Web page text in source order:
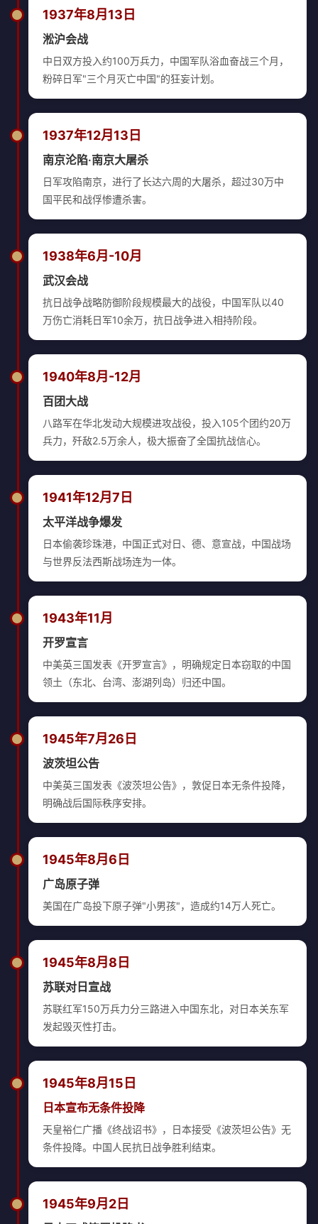
1937年8月13日
淞沪会战
中日双方投入约100万兵力，中国军队浴血奋战三个月，
粉碎日军"三个月灭亡中国"的狂妄计划。
1937年12月13日
南京沦陷·南京大屠杀
日军攻陷南京，进行了长达六周的大屠杀，超过30万中
国平民和战俘惨遭杀害。
1938年6月-10月
武汉会战
抗日战争战略防御阶段规模最大的战役，中国军队以40
万伤亡消耗日军10余万，抗日战争进入相持阶段。
1940年8月-12月
百团大战
八路军在华北发动大规模进攻战役，投入105个团约20万
兵力，歼敌2.5万余人，极大振奋了全国抗战信心。
1941年12月7日
太平洋战争爆发
日本偷袭珍珠港，中国正式对日、德、意宣战，中国战场
与世界反法西斯战场连为一体。
1943年11月
开罗宣言
中美英三国发表《开罗宣言》，明确规定日本窃取的中国
领土（东北、台湾、澎湖列岛）归还中国。
1945年7月26日
波茨坦公告
中美英三国发表《波茨坦公告》，敦促日本无条件投降，
明确战后国际秩序安排。
1945年8月6日
广岛原子弹
美国在广岛投下原子弹"小男孩"，造成约14万人死亡。
1945年8月8日
苏联对日宣战
苏联红军150万兵力分三路进入中国东北，对日本关东军
发起毁灭性打击。
1945年8月15日
日本宣布无条件投降
天皇裕仁广播《终战诏书》，日本接受《波茨坦公告》无
条件投降。中国人民抗日战争胜利结束。
1945年9月2日